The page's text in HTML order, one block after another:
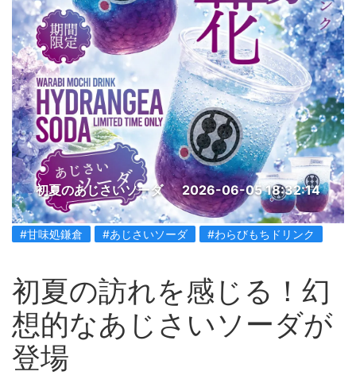
初夏のあじさいソーダ 2026-06-05 18:32:14
#甘味処鎌倉 #あじさいソーダ #わらびもちドリンク
初夏の訪れを感じる！幻
想的なあじさいソーダが
登場